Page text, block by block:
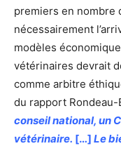
premiers en nombre
nécessairement
modèles
vétérinaires devrait
comme arbitre
du rapport Rondeau-
conseil national, un
vétérinaire. […] Le